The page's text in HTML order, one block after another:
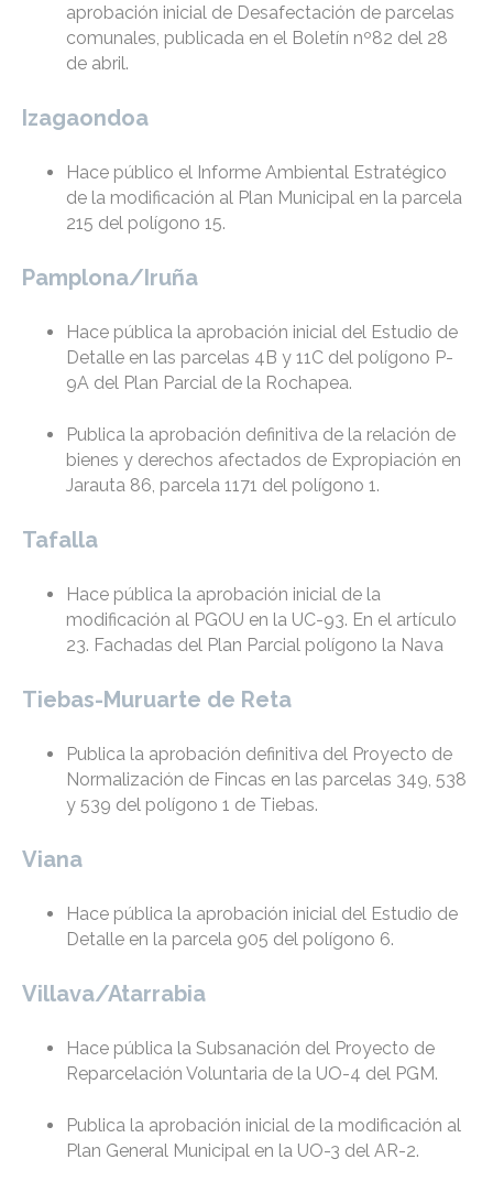
aprobación inicial de Desafectación de parcelas
comunales, publicada en el Boletín nº82 del 28
de abril.
Izagaondoa
Hace público el Informe Ambiental Estratégico
de la modificación al Plan Municipal en la parcela
215 del polígono 15.
Pamplona/Iruña
Hace pública la aprobación inicial del Estudio de
Detalle en las parcelas 4B y 11C del polígono P-
9A del Plan Parcial de la Rochapea.
Publica la aprobación definitiva de la relación de
bienes y derechos afectados de Expropiación en
Jarauta 86, parcela 1171 del polígono 1.
Tafalla
Hace pública la aprobación inicial de la
modificación al PGOU en la UC-93. En el artículo
23. Fachadas del Plan Parcial polígono la Nava
Tiebas-Muruarte de Reta
Publica la aprobación definitiva del Proyecto de
Normalización de Fincas en las parcelas 349, 538
y 539 del polígono 1 de Tiebas.
Viana
Hace pública la aprobación inicial del Estudio de
Detalle en la parcela 905 del polígono 6.
Villava/Atarrabia
Hace pública la Subsanación del Proyecto de
Reparcelación Voluntaria de la UO-4 del PGM.
Publica la aprobación inicial de la modificación al
Plan General Municipal en la UO-3 del AR-2.